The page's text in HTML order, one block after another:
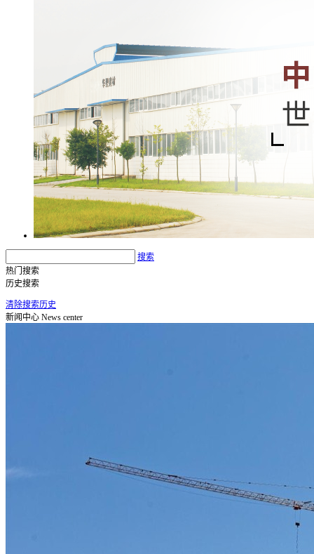
搜索
热门搜索
历史搜索
清除搜索历史
新闻中心 News center